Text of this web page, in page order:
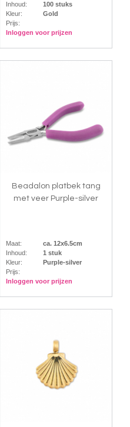
Inhoud:
100 stuks
Kleur:
Gold
Prijs:
Inloggen voor prijzen
Beadalon platbek tang
met veer Purple-silver
Maat:
ca. 12x6.5cm
Inhoud:
1 stuk
Kleur:
Purple-silver
Prijs:
Inloggen voor prijzen